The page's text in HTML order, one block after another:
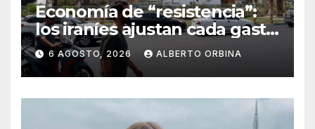
Economía de “resistencia”:
los iraníes ajustan cada gasto
para sobrevivir tras cinco
meses de guerra contra
Estados Unidos e Israel
6 AGOSTO, 2026 ALBERTO ORBINA